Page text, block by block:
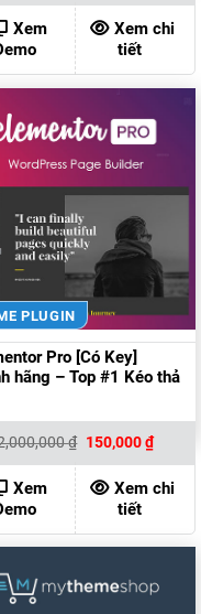
là:
300,000 ₫.
tại
là:
80,000
Xem
Xem chi
tiết
PLUGIN
Pro [Có Key]
hãng – Top #1 Kéo thả
₫ Giá
gốc
là:
2,000,000 ₫.
150,000₫Giá
hiện
tại
là:
Xem
Xem chi
tiết